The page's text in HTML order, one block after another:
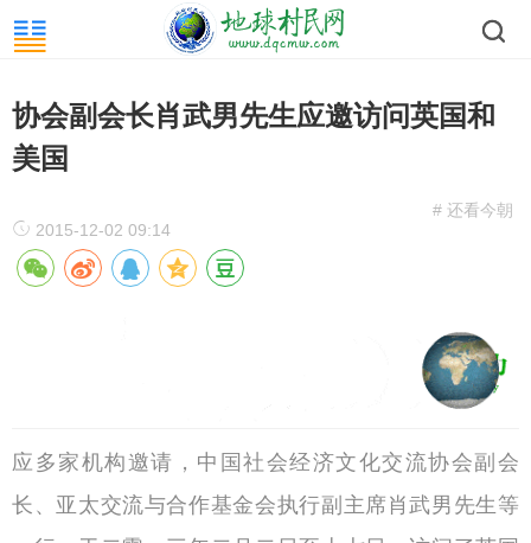
协会副会长肖武男先生应邀访问英国和
美国
# 还看今朝
2015-12-02 09:14
应多家机构邀请，中国社会经济文化交流协会副会
长、亚太交流与合作基金会执行副主席肖武男先生等